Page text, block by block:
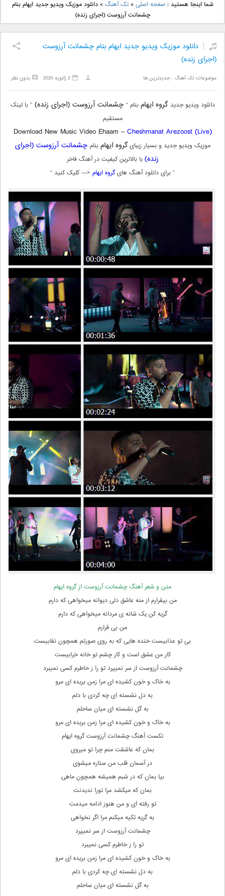
بانی بنام قرص قمر 2
یاسینی بنام دورترین نزدیک
شما اینجا هستید :صفحه اصلی »تک آهنگ »دانلود موزیک ویدیو جدید ایهام بنام
چشمانت آرزوست (اجرای زنده)
دانلود موزیک ویدیو جدید ایهام بنام چشمانت آرزوست
(اجرای زنده)
موضوعات:تک آهنگ ,جدیدترین ها بدون نظر 2 ژانویه 2020
دانلود ویدیو جدید گروه ایهامبنام “ چشمانت آرزوست (اجرای زنده)” با لینک
مستقیم
Download New Music Video Ehaam –Cheshmanat Arezoost (Live)
موزیک ویدیو جدید و بسیار زیبایگروه ایهامبنام چشمانت آرزوست (اجرای
زنده)با بالاترین کیفیت در آهنگ فاخر
” برای دانلود آهنگ هایگروه ایهام <— کلیک کنید “
متن و شعر آهنگ چشمانت آرزوست از گروه ایهام
من بیقرارم از منه عاشق دلی دیوانه میخواهی که دارم
گریه کن یک شانه ی مردانه میخواهی که دارم
من بی قرارم
بی تو عذابیست خنده هایی که به روی صورتم همچون نقابیست
کار من عشق است و کار چشم تو خانه خرابیست
چشمانت آرزوست از سر نمیپرد تو را ز خاطرم کسی نمیبرد
به خاک و خون کشیده ای مرا زمن بریده ای مرو
به دل نشسته ای چه کردی با دلم
به گل نشسته ای میان ساحلم
به خاک و خون کشیده ای مرا زمن بریده ای مرو
تکست آهنگ چشمانت آرزوست گروه ایهام
بمان که عاشقت منم چرا تو میروی
در آسمان قلب من ستاره میشوی
بیا بمان که در شبم همیشه همچون ماهی
بمان که میکشد مرا تورا ندیدنت
تو رفته ای و من هنوز ادامه میدمت
به گریه تکیه میکنم مرا اگر نخواهی
چشمانت آرزوست از سر نمیپرد
تو را ز خاطرم کسی نمیبرد
به خاک و خون کشیده ای مرا زمن بریده ای مرو
به دل نشسته ای چه کردی با دلم
به گل نشسته ای میان ساحلم